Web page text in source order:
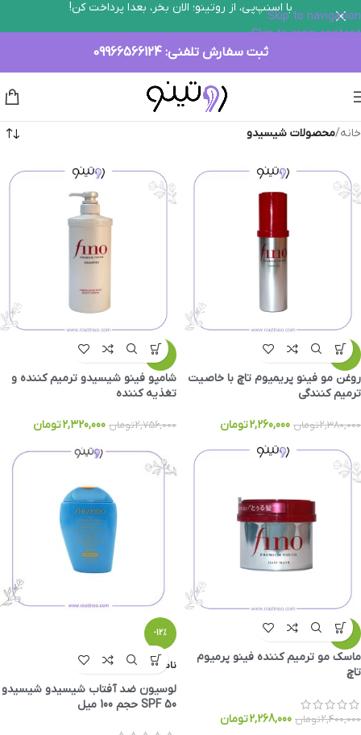
Skip to navigation
Skip to main content
با اسنپ‌پی، از روتینو؛ الان بخر، بعدا پرداخت کن!
ثبت سفارش تلفنی: 09966566124
خانه/محصولات شيسيدو
-5%
روغن مو فینو پریمیوم تاچ با خاصیت
ترمیم کنندگی
2,380,000تومان 2,260,000تومان
-16%
شامپو فینو شیسیدو ترمیم کننده و
تغذیه کننده
2,756,000تومان 2,320,000تومان
-6%
ماسک مو ترمیم کننده فینو پرمیوم
تاچ
2,400,000تومان 2,268,000تومان
-12%
ناموجود
لوسیون ضد آفتاب شیسیدو شیسیدو
SPF 50 حجم 100 میل